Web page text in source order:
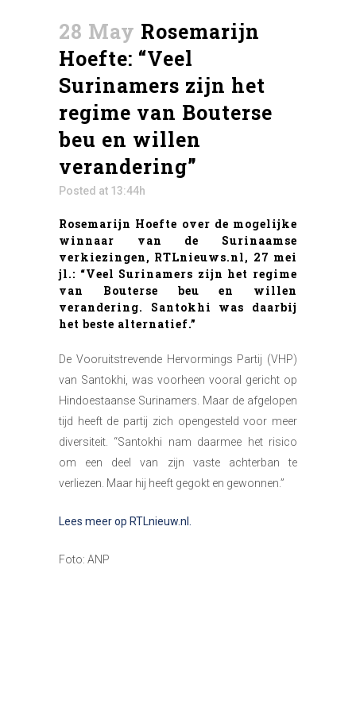
28 May Rosemarijn
Hoefte: “Veel
Surinamers zijn het
regime van Bouterse
beu en willen
verandering”
Posted at 13:44h
Rosemarijn Hoefte over de mogelijke
winnaar van de Surinaamse
verkiezingen, RTLnieuws.nl, 27 mei
jl.: “Veel Surinamers zijn het regime
van Bouterse beu en willen
verandering. Santokhi was daarbij
het beste alternatief.”
De Vooruitstrevende Hervormings Partij (VHP)
van Santokhi, was voorheen vooral gericht op
Hindoestaanse Surinamers. Maar de afgelopen
tijd heeft de partij zich opengesteld voor meer
diversiteit. “Santokhi nam daarmee het risico
om een deel van zijn vaste achterban te
verliezen. Maar hij heeft gegokt en gewonnen.”
Lees meer op RTLnieuw.nl.
Foto: ANP